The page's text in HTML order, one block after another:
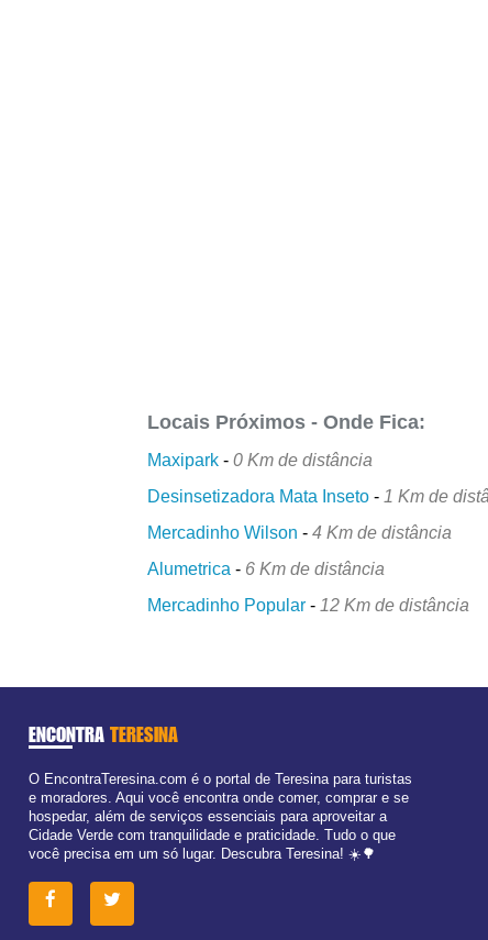
Locais Próximos - Onde Fica:
Maxipark -0 Km de distância
Desinsetizadora Mata Inseto - 1 Km de
Mercadinho Wilson -4 Km de distância
Alumetrica - 6 Km de distância
Mercadinho Popular - 12 Km de distância
ENCONTRA TERESINA
O EncontraTeresina.com é o portal de Teresina para turistas
e moradores. Aqui você encontra onde comer, comprar e se
hospedar, além de serviços essenciais para aproveitar a
Cidade Verde com tranquilidade e praticidade. Tudo o que
você precisa em um só lugar. Descubra Teresina! ☀️🌳